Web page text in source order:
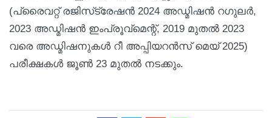
(പ്രൈവറ്റ് രജിസ്‌ട്രേഷന്‍ 2024 അഡ്മിഷന്‍ റഗുലര്‍,
2023 അഡ്മിഷന്‍ ഇംപ്രൂവ്‌മെന്റ്, 2019 മുതല്‍ 2023
വരെ അഡ്മിഷനുകള്‍ റീ അപ്പിയറന്‍സ് മെയ് 2025)
പരീക്ഷകള്‍ ജൂണ്‍ 23 മുതല്‍ നടക്കും.